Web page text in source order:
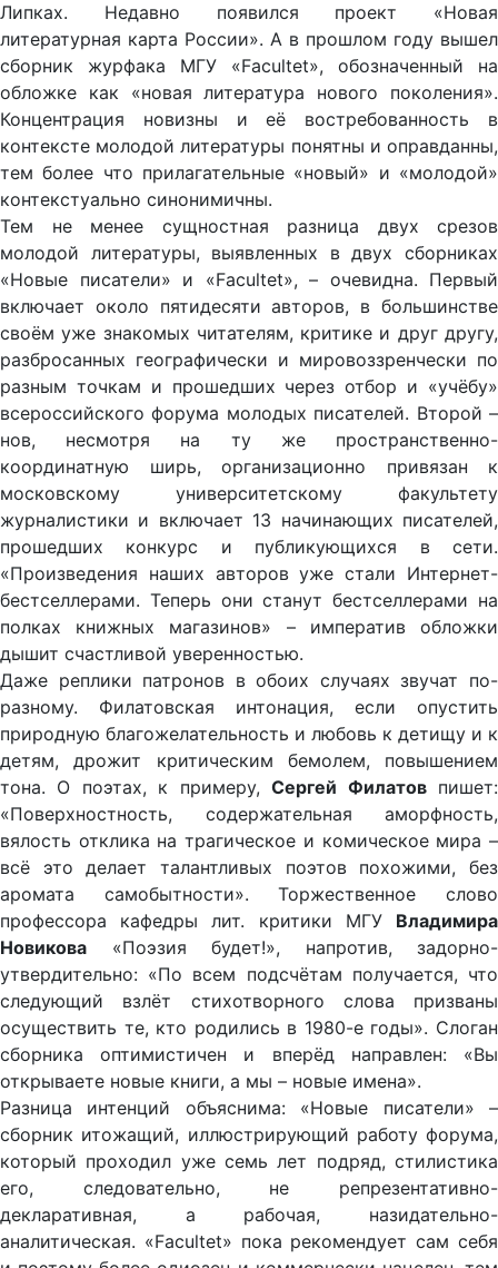
Липках. Недавно появился проект «Новая
литературная карта России». А в прошлом году вышел
сборник журфака МГУ «Facultet», обозначенный на
обложке как «новая литература нового поколения».
Концентрация новизны и её востребованность в
контексте молодой литературы понятны и оправданны,
тем более что прилагательные «новый» и «молодой»
контекстуально синонимичны.
Тем не менее сущностная разница двух срезов
молодой литературы, выявленных в двух сборниках
«Новые писатели» и «Facultet», – очевидна. Первый
включает около пятидесяти авторов, в большинстве
своём уже знакомых читателям, критике и друг другу,
разбросанных географически и мировоззренчески по
разным точкам и прошедших через отбор и «учёбу»
всероссийского форума молодых писателей. Второй –
нов, несмотря на ту же пространственно-
координатную ширь, организационно привязан к
московскому университетскому факультету
журналистики и включает 13 начинающих писателей,
прошедших конкурс и публикующихся в сети.
«Произведения наших авторов уже стали Интернет-
бестселлерами. Теперь они станут бестселлерами на
полках книжных магазинов» – императив обложки
дышит счастливой уверенностью.
Даже реплики патронов в обоих случаях звучат по-
разному. Филатовская интонация, если опустить
природную благожелательность и любовь к детищу и к
детям, дрожит критическим бемолем, повышением
тона. О поэтах, к примеру,Сергей Филатовпишет:
«Поверхностность, содержательная аморфность,
вялость отклика на трагическое и комическое мира –
всё это делает талантливых поэтов похожими, без
аромата самобытности». Торжественное слово
профессора кафедры лит. критики МГУ Владимира
Новикова «Поэзия будет!», напротив, задорно-
утвердительно: «По всем подсчётам получается, что
следующий взлёт стихотворного слова призваны
осуществить те, кто родились в 1980-е годы». Слоган
сборника оптимистичен и вперёд направлен: «Вы
открываете новые книги, а мы – новые имена».
Разница интенций объяснима: «Новые писатели» –
сборник итожащий, иллюстрирующий работу форума,
который проходил уже семь лет подряд, стилистика
его, следовательно, не репрезентативно-
декларативная, а рабочая, назидательно-
аналитическая. «Facultet» пока рекомендует сам себя